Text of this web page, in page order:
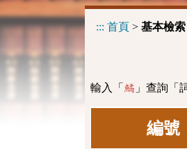
::: 首頁 > 基本檢
輸入「 鱊 」查詢「
編號